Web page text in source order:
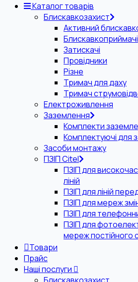
Каталог товарів
Блискавкозахист
Активний
Блискавкоприймачі
Затискачі
Провідники
Різне
Тримач для даху
Тримач
Електроживлення
Заземлення
Комплекти
Комплектуючі для
Засоби монтажу
ПЗІП Citel
ПЗІП для
ліній
ПЗІП для ліній
ПЗІП для мереж
ПЗІП для
ПЗІП для
мереж постійного
Товари
Прайс
Наші послуги